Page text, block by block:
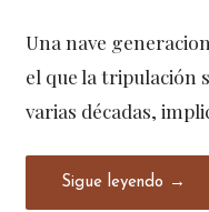
Una nave
el que la tripulación
varias décadas,
Sigue leyendo →